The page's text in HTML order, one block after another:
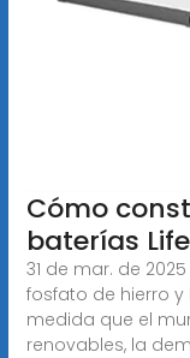
Cómo
baterías
31 de mar. de
fosfato de hierro y
medida que el
renovables, la